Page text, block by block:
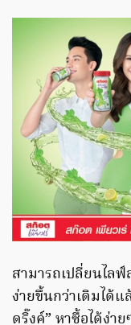
สามารถเปลี่ยนไล
ง่ายขึ้นกว่าเดิมได้แ
ดริ๊งค์” หาซื้อได้ง่า